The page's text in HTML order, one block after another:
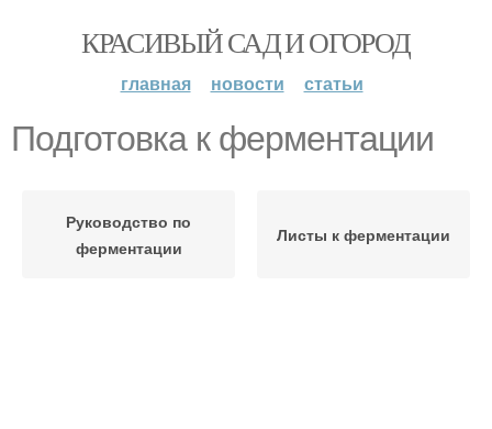
КРАСИВЫЙ САД И ОГОРОД
главная новости статьи
Подготовка к ферментации
Руководство по
ферментации
Листы к ферментации